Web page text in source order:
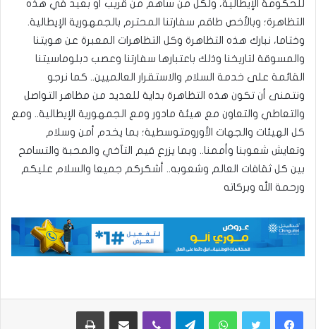
للحكومة الإيطالية، ولكل من ساهم من قريب أو بعيد في هذه
التظاهرة؛ وبالأخص طاقم سفارتنا المحترم بالجمهورية الإيطالية.
وختاما، نبارك هذه التظاهرة وكل التظاهرات المعبرة عن هويتنا
والمسوقة لتاريخنا وذلك باعتبارها سفارتنا وعصب دبلوماسيتنا
القائمة على خدمة السلام والاستقرار العالميين.. كما نرجو
ونتمنى أن تكون هذه التظاهرة بداية للعديد من مظاهر التواصل
والتعاطي والتعاون مع هيئة مادور ومع الجمهورية الإيطالية.. ومع
كل الهيئات والجهات الأورومتوسطية؛ بما يخدم أمن وسلام
وتعايش شعوبنا وأممنا.. وبما يزرع قيم التآخي والمحبة والتسامح
بين كل ثقافات العالم وشعوبه.. أشكركم جميعا والسلام عليكم
ورحمة الله وبركاته
واتساب تيلقرام ڤايبر مشاركة عبر البريد طباعة